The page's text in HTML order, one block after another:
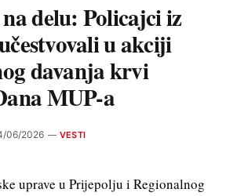
delu: Policajci iz
u akciji
davanja krvi
MUP-a
06/2026 VESTI
uprave u Prijepolju i Regionalnog